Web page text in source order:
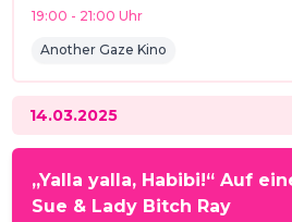
19:00 - 21:00 Uhr
Another Gaze Kino
14.03.2025
„Yalla yalla, Habibi!“ Auf
Sue & Lady Bitch Ray